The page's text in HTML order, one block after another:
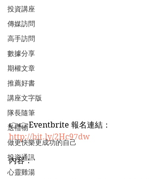
投資講座
傳媒訪問
高手訪問
數據分享
期權文章
推薦好書
講座文字版
隊長隨筆
送禮物
做更快樂更成功的自己
投資通訊
心靈雞湯
👉👉Eventbrite 報名連結：
http://bit.ly/2Hc97dw
內容：